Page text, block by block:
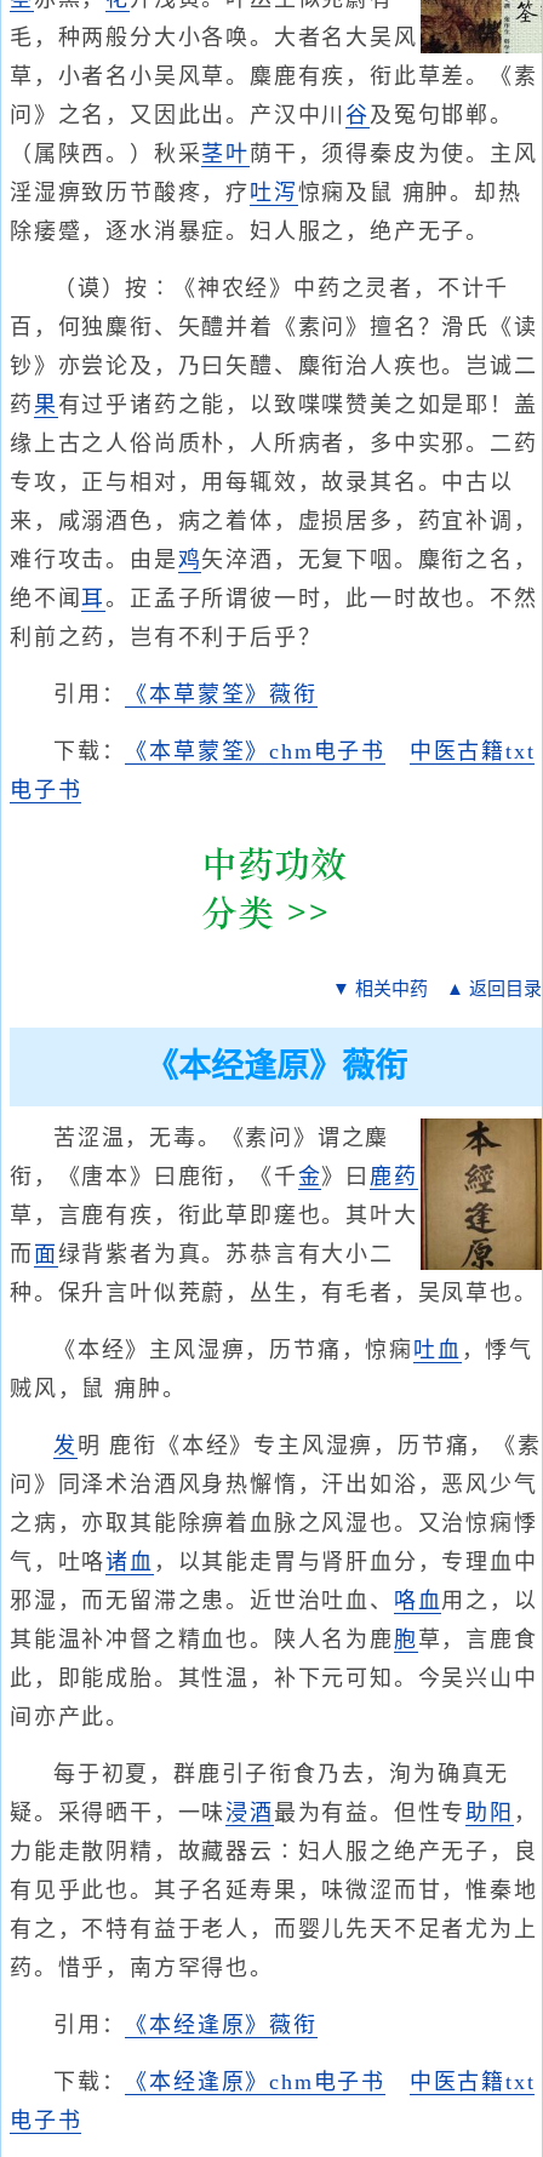
毛，种两般分大小各唤。大者名大吴风
草，小者名小吴风草。麋鹿有疾，衔此草差。《素
问》之名，又因此出。产汉中川谷及冤句邯郸。
（属陕西。）秋采茎叶荫干，须得秦皮为使。主风
淫湿痹致历节酸疼，疗吐泻惊痫及鼠 痈肿。却热
除痿蹙，逐水消暴症。妇人服之，绝产无子。
（谟）按∶《神农经》中药之灵者，不计千
百，何独麋衔、矢醴并着《素问》擅名？滑氏《读
钞》亦尝论及，乃曰矢醴、麋衔治人疾也。岂诚二
药 果 有过乎诸药之能，以致喋喋赞美之如是耶！盖
缘上古之人俗尚质朴，人所病者，多中实邪。二药
专攻，正与相对，用每辄效，故录其名。中古以
来，咸溺酒色，病之着体，虚损居多，药宜补调，
难行攻击。由是鸡矢淬酒，无复下咽。麋衔之名，
绝不闻 耳。正孟子所谓彼一时，此一时故也。不然
利前之药，岂有不利于后乎？
引用： 《本草蒙筌》薇衔
下载： 《本草蒙筌》chm电子书
中医古籍txt
电子书
▼ 相关中药 ▲ 返回目录
《本经逢原》薇衔
苦涩温，无毒。《素问》谓之麋
衔，《唐本》曰鹿衔，《千金》曰 鹿药
草，言鹿有疾，衔此草即瘥也。其叶大
而 面绿背紫者为真。苏恭言有大小二
种。保升言叶似茺蔚，丛生，有毛者，吴凤草也。
《本经》主风湿痹，历节痛，惊痫 吐血 ，悸气
贼风，鼠 痈肿。
发 明 鹿衔《本经》专主风湿痹，历节痛，《素
问》同泽术治酒风身热懈惰，汗出如浴，恶风少气
之病，亦取其能除痹着血脉之风湿也。又治惊痫悸
气，吐咯诸血 ，以其能走胃与肾肝血分，专理血中
邪湿，而无留滞之患。近世治吐血、 咯血用之，以
其能温补冲督之精血也。陕人名为鹿 胞草，言鹿食
此，即能成胎。其性温，补下元可知。今吴兴山中
间亦产此。
每于初夏，群鹿引子衔食乃去，洵为确真无
疑。采得晒干，一味浸酒 最为有益。但性专助阳 ，
力能走散阴精，故藏器云∶妇人服之绝产无子，良
有见乎此也。其子名延寿果，味微涩而甘，惟秦地
有之，不特有益于老人，而婴儿先天不足者尤为上
药。惜乎，南方罕得也。
引用： 《本经逢原》薇衔
下载： 《本经逢原》chm电子书
中医古籍txt
电子书